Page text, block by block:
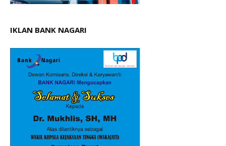
IKLAN BANK NAGARI